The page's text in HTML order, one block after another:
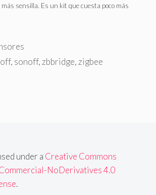
sensilla. Es un kit que cuesta poco más
, sonoff,zbbridge,zigbee
under a Creative Commons
NoDerivatives 4.0
.